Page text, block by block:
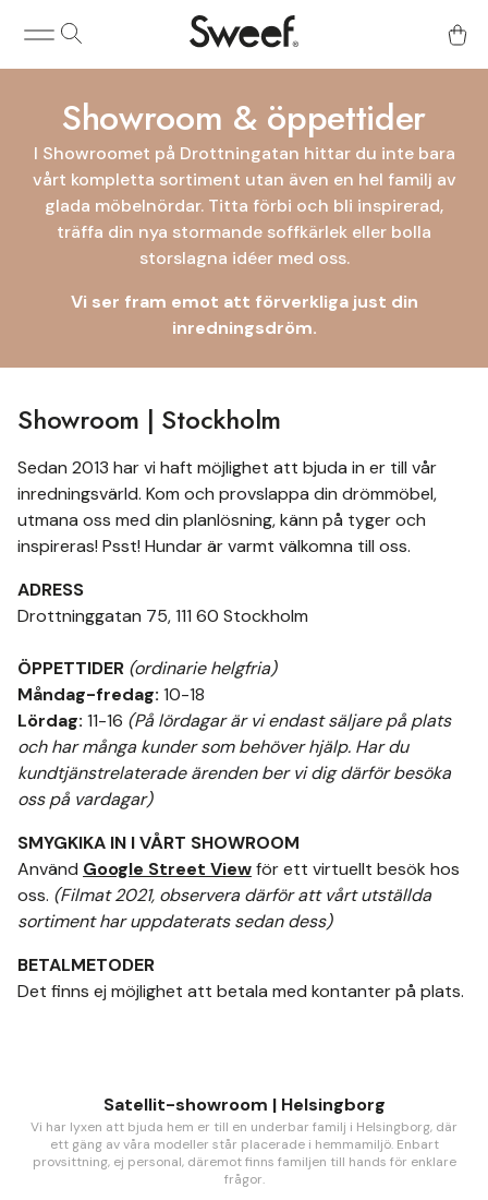
Showroom & öppettider
I Showroomet på Drottningatan hittar du inte bara
vårt kompletta sortiment utan även en hel familj av
glada möbelnördar. Titta förbi och bli inspirerad,
träffa din nya stormande soffkärlek eller bolla
storslagna idéer med oss.
Vi ser fram emot att förverkliga just din
inredningsdröm.
Showroom | Stockholm
Sedan 2013 har vi haft möjlighet att bjuda in er till vår
inredningsvärld. Kom och provslappa din drömmöbel,
utmana oss med din planlösning, känn på tyger och
inspireras! Psst! Hundar är varmt välkomna till oss.
ADRESS
Drottninggatan 75, 111 60 Stockholm
ÖPPETTIDER (ordinarie helgfria)
Måndag-fredag: 10-18
Lördag: 11-16 (På lördagar är vi endast säljare på plats
och har många kunder som behöver hjälp. Har du
kundtjänstrelaterade ärenden ber vi dig därför besöka
oss på vardagar)
SMYGKIKA IN I VÅRT SHOWROOM
Använd Google Street Viewför ett virtuellt besök hos
oss. (Filmat 2021, observera därför att vårt utställda
sortiment har uppdaterats sedan dess)
BETALMETODER
Det finns ej möjlighet att betala med kontanter på plats.
Satellit-showroom | Helsingborg
Vi har lyxen att bjuda hem er till en underbar familj i Helsingborg, där
ett gäng av våra modeller står placerade i hemmamiljö. Enbart
provsittning, ej personal, däremot finns familjen till hands för enklare
frågor.